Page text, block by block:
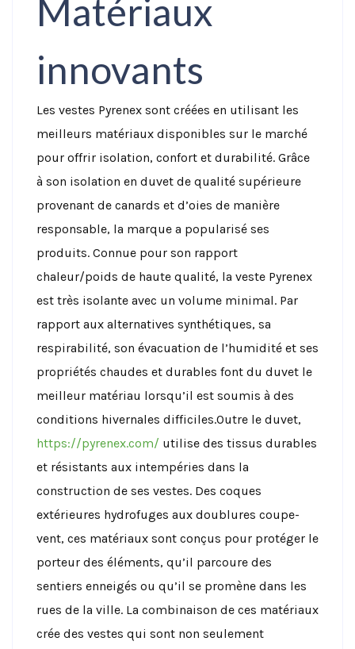
Matériaux
innovants
Les vestes Pyrenex sont créées en utilisant les
meilleurs matériaux disponibles sur le marché
pour offrir isolation, confort et durabilité. Grâce
à son isolation en duvet de qualité supérieure
provenant de canards et d’oies de manière
responsable, la marque a popularisé ses
produits. Connue pour son rapport
chaleur/poids de haute qualité, la veste Pyrenex
est très isolante avec un volume minimal. Par
rapport aux alternatives synthétiques, sa
respirabilité, son évacuation de l’humidité et ses
propriétés chaudes et durables font du duvet le
meilleur matériau lorsqu’il est soumis à des
conditions hivernales difficiles.Outre le duvet,
https://pyrenex.com/ utilise des tissus durables
et résistants aux intempéries dans la
construction de ses vestes. Des coques
extérieures hydrofuges aux doublures coupe-
vent, ces matériaux sont conçus pour protéger le
porteur des éléments, qu’il parcoure des
sentiers enneigés ou qu’il se promène dans les
rues de la ville. La combinaison de ces matériaux
crée des vestes qui sont non seulement